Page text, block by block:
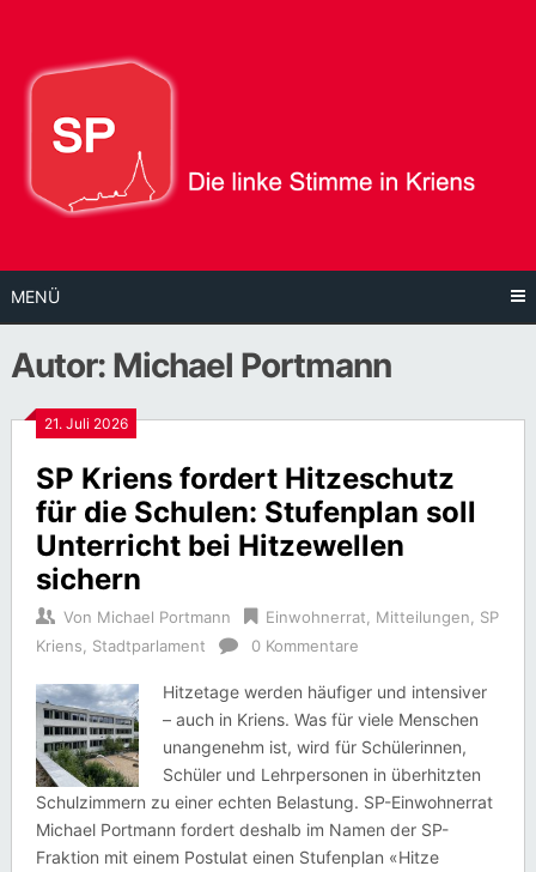
Inhalt
MENÜ
Autor: Michael Portmann
21. Juli 2026
SP Kriens fordert Hitzeschutz
für die Schulen: Stufenplan soll
Unterricht bei Hitzewellen
sichern
Von Michael Portmann Einwohnerrat Mitteilungen
SP
Kriens
Stadtparlament 0 Kommentare
Hitzetage werden häufiger und intensiver
– auch in Kriens. Was für viele Menschen
unangenehm ist, wird für Schülerinnen,
Schüler und Lehrpersonen in überhitzten
Schulzimmern zu einer echten Belastung. SP-Einwohnerrat
Michael Portmann fordert deshalb im Namen der SP-
Fraktion mit einem Postulat einen Stufenplan «Hitze